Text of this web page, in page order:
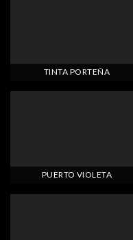
TINTA PORTEÑA
PUERTO VIOLETA